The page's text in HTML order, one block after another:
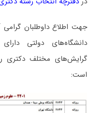
جهت اطلاع داوطلبان
دانشگاه‌های دولتی
گرایش‌های مختلف دکتری
است: